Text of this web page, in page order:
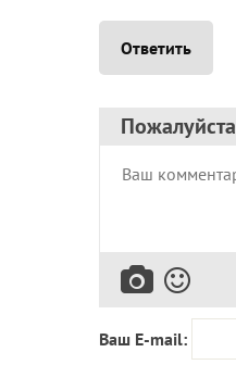
Ответить
Ваш E-mail: